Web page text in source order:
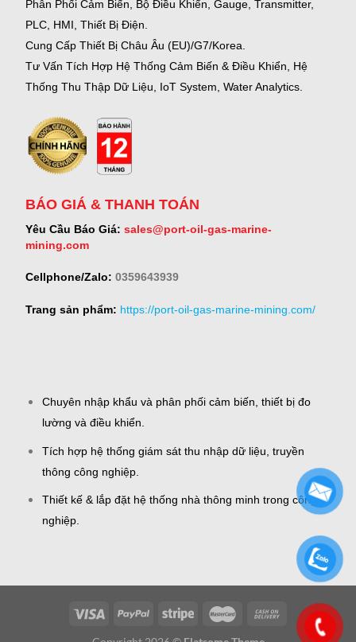
Phân Phối Cảm Biến, Bộ Điều Khiển, Gauge, Transmitter,
PLC, HMI, Thiết Bị Điện.
Cung Cấp Thiết Bị Châu Âu (EU)/G7/Korea.
Tư Vấn Tích Hợp Hệ Thống Cảm Biến & Điều Khiển, Hệ
Thống Thu Thập Dữ Liệu, IoT System, Water Analytics.
BÁO GIÁ & THANH TOÁN
Yêu Cầu Báo Giá: sales@port-oil-gas-marine-
mining.com
Cellphone/Zalo: 0359643939
Trang sản phẩm: https://port-oil-gas-marine-mining.com/
Chuyên nhập khẩu và phân phối cảm biến, thiết bị đo
lường và điều khiển.
Tích hợp hệ thống giám sát thu nhập dữ liệu, truyền
thông công nghiệp.
Thiết kế & lắp đặt hệ thống nhà thông minh trong công
nghiệp.